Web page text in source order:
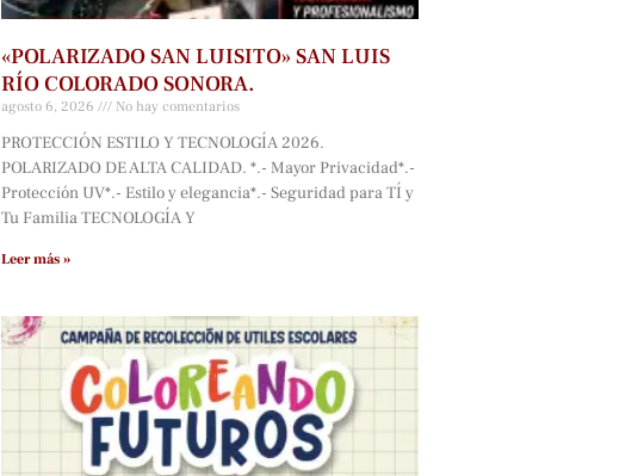
«POLARIZADO SAN LUISITO» SAN LUIS
RÍO COLORADO SONORA.
agosto 6, 2026 No hay comentarios
PROTECCIÓN ESTILO Y TECNOLOGÍA 2026.
POLARIZADO DE ALTA CALIDAD. *.- Mayor Privacidad*.-
Protección UV*.- Estilo y elegancia*.- Seguridad para TÍ y
Tu Familia TECNOLOGÍA Y
Leer más »